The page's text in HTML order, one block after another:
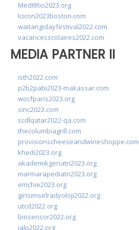
MedItRio2023.org
lcicon2023boston.com
waitangidayfestival2022.com
vacancesscolaires2022.com
MEDIA PARTNER II
isth2022.com
p2b2pabi2023-makassar.com
wocfparis2023.org
sinc2023.com
scdlqatar2022-qa.com
thecolumbiagrill.com
provisionscheeseandwineshoppe.com
khedi2023.org
akademikgeriatri2023.org
marmarapediatri2023.org
emchie2023.org
girisimselradyoloji2022.org
utcd2022.org
biosensor2022.org
ialp2022.org